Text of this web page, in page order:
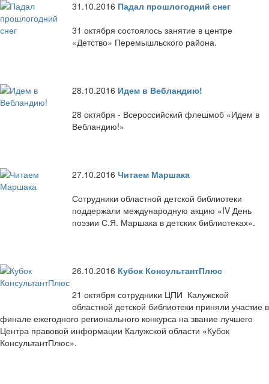
31.10.2016 Падал прошлогодний снег
31 октября состоялось занятие в центре
«Детство» Перемышльского района.
28.10.2016 Идем в Вебландию!
28 октября - Всероссийский флешмоб «Идем в
Вебландию!»
27.10.2016 Читаем Маршака
Сотрудники областной детской библиотеки
поддержали международную акцию «IV День
поэзии С.Я. Маршака в детских библиотеках».
26.10.2016 Кубок КонсультантПлюс
21 октября сотрудники ЦПИ Калужской
областной детской библиотеки приняли участие в
финале ежегодного регионального конкурса на звание лучшего
Центра правовой информации Калужской области «Кубок
КонсультантПлюс».